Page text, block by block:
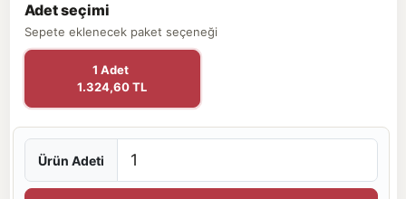
Adet seçimi
Sepete eklenecek paket seçeneği
1 Adet
1.324,60 TL
Ürün Adeti